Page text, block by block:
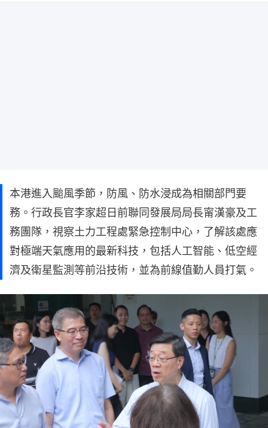
本港進入颱風季節，防風、防水浸成為相關部門要
務。行政長官李家超日前聯同發展局局長甯漢豪及工
務團隊，視察土力工程處緊急控制中心，了解該處應
對極端天氣應用的最新科技，包括人工智能、低空經
濟及衛星監測等前沿技術，並為前線值勤人員打氣。